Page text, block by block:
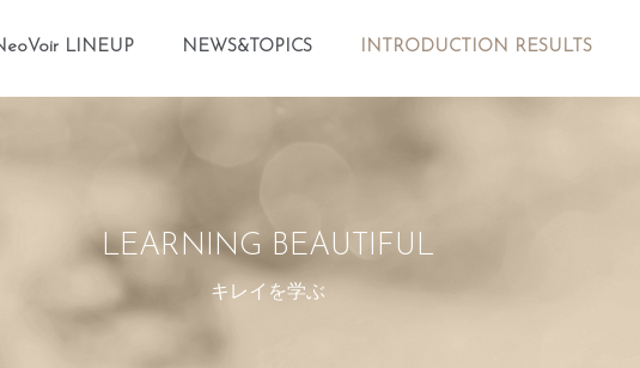
LINEUP
NEWS&TOPICS INTRODUCTION RESULTS
LEARNING BEAUTIFUL
キレイを学ぶ